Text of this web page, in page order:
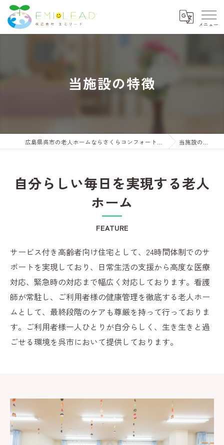
当施設の特徴
当施設の特徴
自分らしい毎日を実現する老人
ホーム
FEATURE
サービス付き高齢者向け住宅として、24時間体制でのサ
ポートを実現しており、日常生活の支援から高度な医療
対応、緊急時の対応まで幅広く対応しております。看護
師が常駐し、ご利用者様の健康管理を徹底する老人ホー
ムとして、最終段階のケアも尊厳を持って行っておりま
す。ご利用者様一人ひとりが自分らしく、生き生きと過
ごせる環境を呉市において提供しております。